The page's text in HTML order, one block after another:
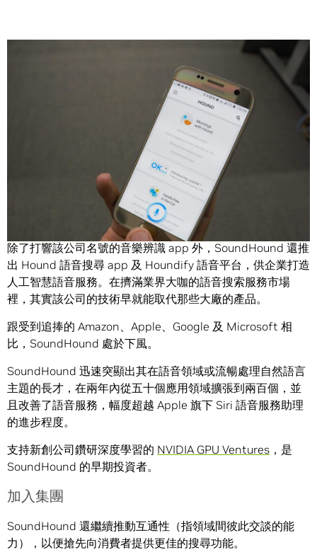
SoundHound 學了一些新的人工智慧技巧。
這間來自矽谷、開發出人工智慧語音服務的新創公司，在擴
大產品規模之際獲得了一億美元的策略性投資資本。
除了打響該公司名號的音樂辨識 app 外，SoundHound 還推
出 Hound 語音搜尋 app 及 Houndify 語音平台，供企業打造
人工智慧語音服務。在擠滿業界大咖的語音搜索服務市場
裡，其實該公司的技術早就能取代那些大廠的產品。
跟受到追捧的 Amazon、Apple、Google 及 Microsoft 相
比，SoundHound 處於下風。
SoundHound 迅速突顯出其在語音領域或流暢處理自然語言
主題的長才，在兩年內從五十個應用領域擴張到兩百個，並
且改善了語音服務，幅度超越 Apple 旗下 Siri 語音服務助理
的進步程度。
支持新創公司鑽研深度學習的 NVIDIA GPU Ventures ，是
SoundHound 的早期投資者。
加入集團
SoundHound 還繼續推動互通性（指領域間彼此交談的能
力），以便搶先向消費者提供更佳的搜尋功能。